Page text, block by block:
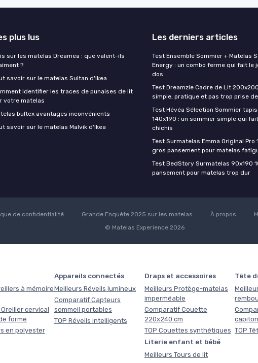
plus lus
sur les matelas Dreamea : que valent-ils
?
savoir sur le matelas Sultan d'Ikea
identifier les traces de punaises de lit
votre matelas
bultex avantages inconvénients
savoir sur le matelas Malvik d'Ikea
Les derniers articles
Test Ensemble Sommier + Matelas
Energy : un combo ferme qui fait le
dos
Test Dreamzie Cadre de Lit
simple, pratique et pas trop prise
Test Hévéa Sélection Sommier
140x190 : un sommier simple qui
chichis
Test Surmatelas Emma Original Pro
gros pansement pour matelas
Test BedStory Surmatelas 90x190
pansement pour matelas trop dur
de confidentialité Grande Enquête 2025 sur les matelas À propos
© Matelas Experience 2026
à mémoire
cervical
forme
en polyester
Appareils connectés
Meilleurs Réveils lumineux
Comparatif Capteurs
sommeil portables
TOP Réveils intelligents
Draps et accessoires
Meilleurs Protège-matelas
imperméable
Comparatif Couette
220x240 cm
TOP Couettes synthétiques
Tête
TOP
Literie enfant et bébé
Meilleurs Tours de lit